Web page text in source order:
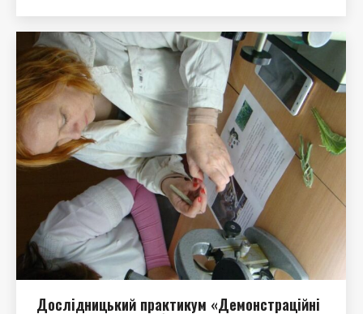
Дослідницький практикум «Демонстраційні